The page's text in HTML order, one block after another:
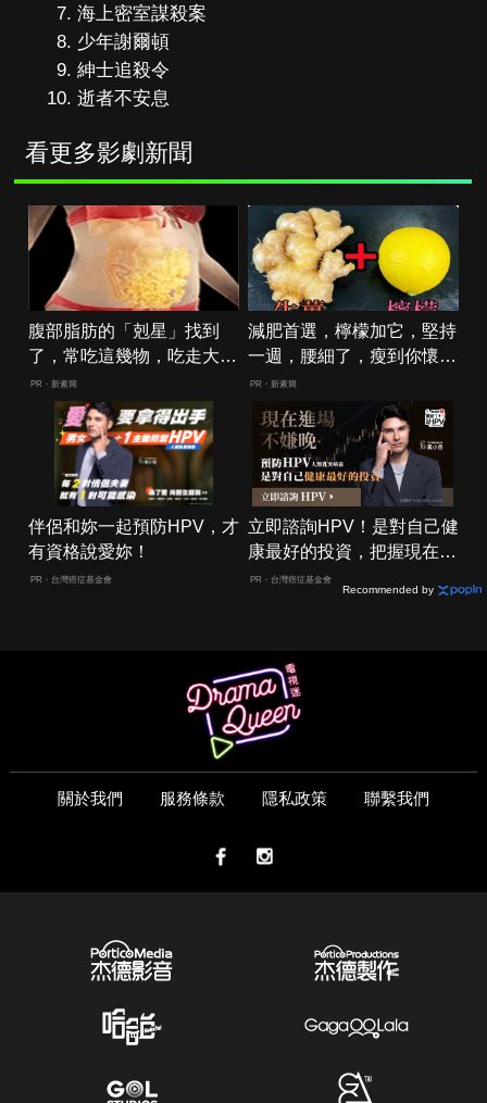
海上密室謀殺案
少年謝爾頓
紳士追殺令
逝者不安息
看更多影劇新聞
腹部脂肪的「剋星」找到
了，常吃這幾物，吃走大肚
囊，瘦出小蠻腰
PR・新素簡
減肥首選，檸檬加它，堅持
一週，腰細了，瘦到你懷疑
人生
PR・新素簡
伴侶和妳一起預防HPV，才
有資格說愛妳！
PR・台灣癌症基金會
立即諮詢HPV！是對自己健
康最好的投資，把握現在不
嫌晚！
PR・台灣癌症基金會
Recommended by
關於我們 服務條款 隱私政策 聯繫我們